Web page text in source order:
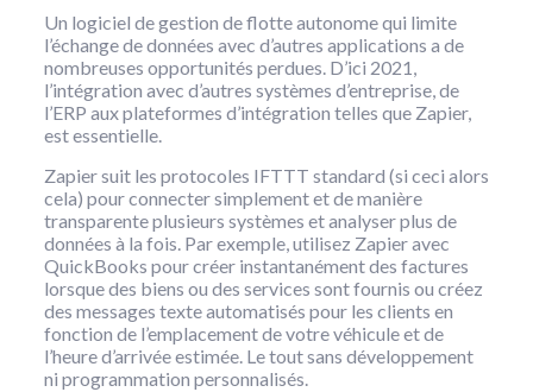
Un logiciel de gestion de flotte autonome qui limite
l’échange de données avec d’autres applications a de
nombreuses opportunités perdues. D’ici 2021,
l’intégration avec d’autres systèmes d’entreprise, de
l’ERP aux plateformes d’intégration telles que Zapier,
est essentielle.
Zapier suit les protocoles IFTTT standard (si ceci alors
cela) pour connecter simplement et de manière
transparente plusieurs systèmes et analyser plus de
données à la fois. Par exemple, utilisez Zapier avec
QuickBooks pour créer instantanément des factures
lorsque des biens ou des services sont fournis ou créez
des messages texte automatisés pour les clients en
fonction de l’emplacement de votre véhicule et de
l’heure d’arrivée estimée. Le tout sans développement
ni programmation personnalisés.